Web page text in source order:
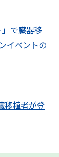
で臓器移
イベントの
移植者が登